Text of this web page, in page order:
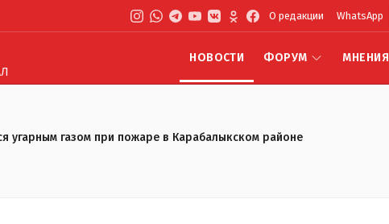
О редакции WhatsApp
НОВОСТИ ФОРУМ МНЕНИЯ
угарным газом при пожаре в Карабалыкском районе